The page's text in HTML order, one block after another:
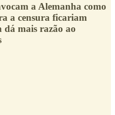
a Alemanha como
a censura ficariam
dá mais razão ao